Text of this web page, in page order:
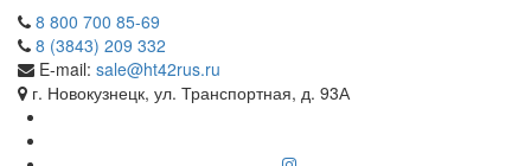
8 800 700 85-69
8 (3843) 209 332
E-mail: sale@ht42rus.ru
г. Новокузнецк, ул. Транспортная, д. 93А